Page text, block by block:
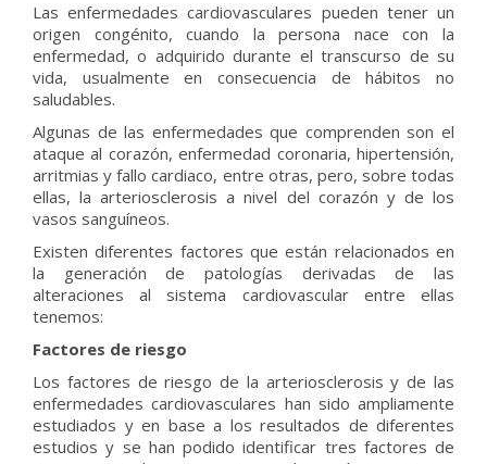
Las enfermedades cardiovasculares pueden tener un
origen congénito, cuando la persona nace con la
enfermedad, o adquirido durante el transcurso de su
vida, usualmente en consecuencia de hábitos no
saludables.
Algunas de las enfermedades que comprenden son el
ataque al corazón, enfermedad coronaria, hipertensión,
arritmias y fallo cardiaco, entre otras, pero, sobre todas
ellas, la arteriosclerosis a nivel del corazón y de los
vasos sanguíneos.
Existen diferentes factores que están relacionados en
la generación de patologías derivadas de las
alteraciones al sistema cardiovascular entre ellas
tenemos:
Factores de riesgo
Los factores de riesgo de la arteriosclerosis y de las
enfermedades cardiovasculares han sido ampliamente
estudiados y en base a los resultados de diferentes
estudios y se han podido identificar tres factores de